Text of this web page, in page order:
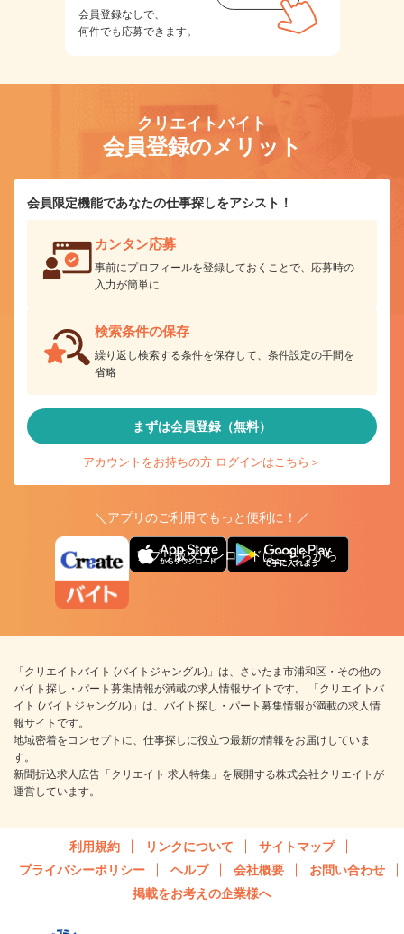
会員登録なしで、
何件でも応募できます。
クリエイトバイト
会員登録のメリット
会員限定機能であなたの仕事探しをアシスト！
カンタン応募
事前にプロフィールを登録しておくことで、応募時の
入力が簡単に
検索条件の保存
繰り返し検索する条件を保存して、条件設定の手間を
省略
まずは会員登録（無料）
アカウントをお持ちの方 ログインはこちら＞
＼アプリのご利用でもっと便利に！／
アプリ版ダウンロードはこちらから
「クリエイトバイト (バイトジャングル)」は、さいたま市浦和区・その他の
バイト探し・パート募集情報が満載の求人情報サイトです。 「クリエイトバ
イト (バイトジャングル)」は、バイト探し・パート募集情報が満載の求人情
報サイトです。
地域密着をコンセプトに、仕事探しに役立つ最新の情報をお届けしていま
す。
新聞折込求人広告「クリエイト 求人特集」を展開する株式会社クリエイトが
運営しています。
利用規約 リンクについて
サイトマップ
プライバシーポリシー
ヘルプ 会社概要
お問い合わせ
掲載をお考えの企業様へ